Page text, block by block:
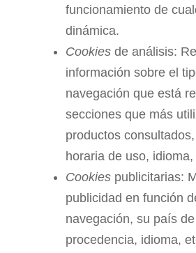
funcionamiento de
dinámica.
Cookies de análisis:
información sobre el
navegación que está
secciones que más
productos
horaria de uso, idioma,
Cookies publicitarias:
publicidad en función
navegación, su país de
procedencia, idioma,